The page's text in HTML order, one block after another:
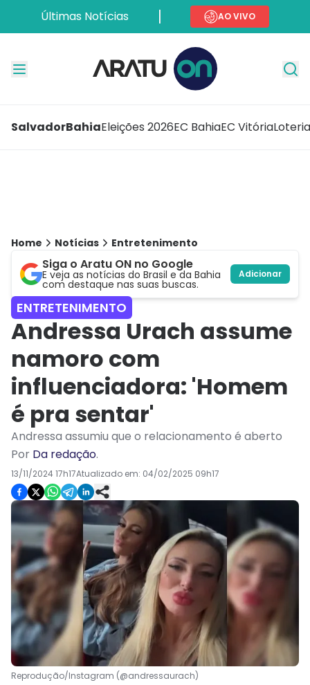
Últimas Notícias AO VIVO
SalvadorBahiaEleições 2026EC BahiaEC Vitória
Home Notícias Entretenimento
Siga o Aratu ON no Google
E veja as notícias do Brasil e da Bahia
com destaque nas suas buscas.
Adicionar
ENTRETENIMENTO
Andressa Urach assume
namoro com
influenciadora: 'Homem
é pra sentar'
Andressa assumiu que o relacionamento é aberto
Por Da redação.
13/11/2024 17h17Atualizado em: 04/02/2025 09h17
Reprodução/Instagram (@andressaurach)